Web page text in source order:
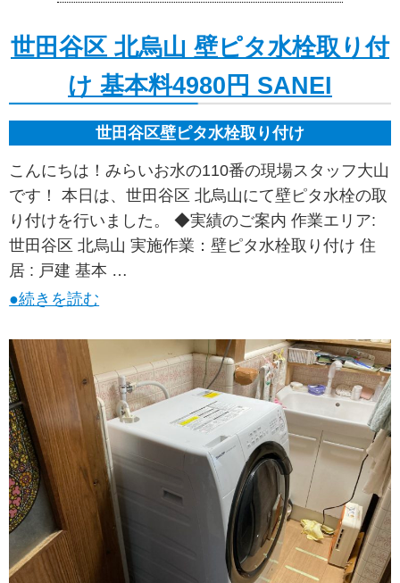
世田谷区 北烏山 壁ピタ水栓取り付
け 基本料4980円 SANEI
世田谷区壁ピタ水栓取り付け
こんにちは！みらいお水の110番の現場スタッフ大山
です！ 本日は、世田谷区 北烏山にて壁ピタ水栓の取
り付けを行いました。 ◆実績のご案内 作業エリア:
世田谷区 北烏山 実施作業：壁ピタ水栓取り付け 住
居 : 戸建 基本 …
●続きを読む